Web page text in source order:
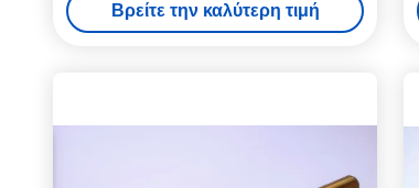
τρυπών 7 ίντσας
Βρείτε την καλύτερη τιμή